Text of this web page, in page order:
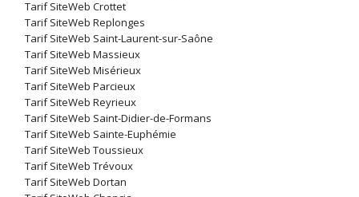
Tarif SiteWeb Crottet
Tarif SiteWeb Replonges
Tarif SiteWeb Saint-Laurent-sur-Saône
Tarif SiteWeb Massieux
Tarif SiteWeb Misérieux
Tarif SiteWeb Parcieux
Tarif SiteWeb Reyrieux
Tarif SiteWeb Saint-Didier-de-Formans
Tarif SiteWeb Sainte-Euphémie
Tarif SiteWeb Toussieux
Tarif SiteWeb Trévoux
Tarif SiteWeb Dortan